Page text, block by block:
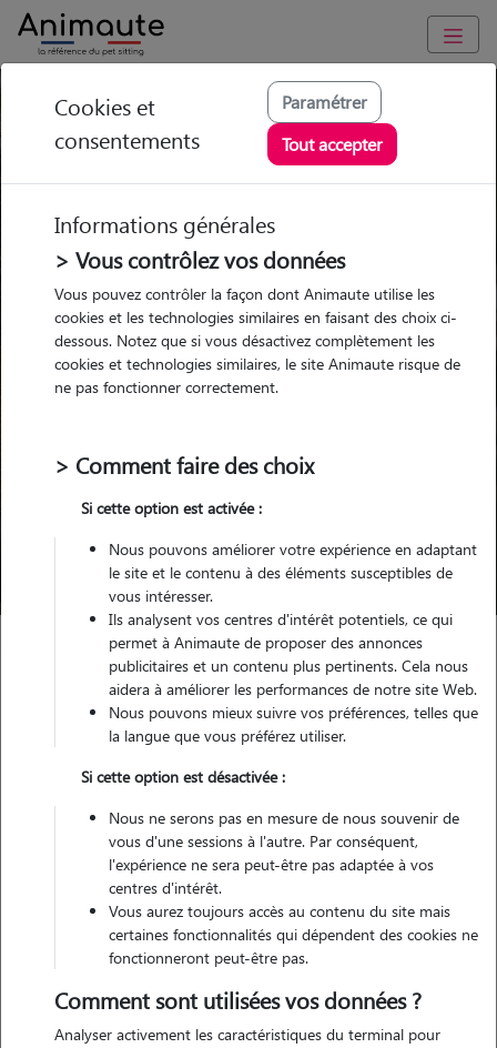
Pension chien Dunkerque
Ou l'alternative Animaute
chez le Pet Sitter
chez le Pet Sitter
Promenades
Visites
Promenades
Visites
Ville
Pour quel animal ?
Trouver mon Pet Sitter
Garde d'animaux Pension chien Dunkerque
Trouvez votre pension pour
chien à Dunkerque
Testez Animaute pour la garde de votre
toutou
Grâce à son vaste réseau de dog sitters, Animaute vous permet
de trouver rapidement et facilement un gardien pour votre
Cookies et
consentements
Paramétrer
Tout accepter
Informations générales
> Vous contrôlez vos données
Vous pouvez contrôler la façon dont Animaute utilise les
cookies et les technologies similaires en faisant des choix ci-
dessous. Notez que si vous désactivez complètement les
cookies et technologies similaires, le site Animaute risque de
ne pas fonctionner correctement.
> Comment faire des choix
Si cette option est activée :
Nous pouvons améliorer votre expérience en adaptant
le site et le contenu à des éléments susceptibles de
vous intéresser.
Ils analysent vos centres d'intérêt potentiels, ce qui
permet à Animaute de proposer des annonces
publicitaires et un contenu plus pertinents. Cela nous
aidera à améliorer les performances de notre site Web.
Nous pouvons mieux suivre vos préférences, telles que
la langue que vous préférez utiliser.
Si cette option est désactivée :
Nous ne serons pas en mesure de nous souvenir de
vous d'une sessions à l'autre. Par conséquent,
l'expérience ne sera peut-être pas adaptée à vos
centres d'intérêt.
Vous aurez toujours accès au contenu du site mais
certaines fonctionnalités qui dépendent des cookies ne
fonctionneront peut-être pas.
Comment sont utilisées vos données ?
Analyser activement les caractéristiques du terminal pour